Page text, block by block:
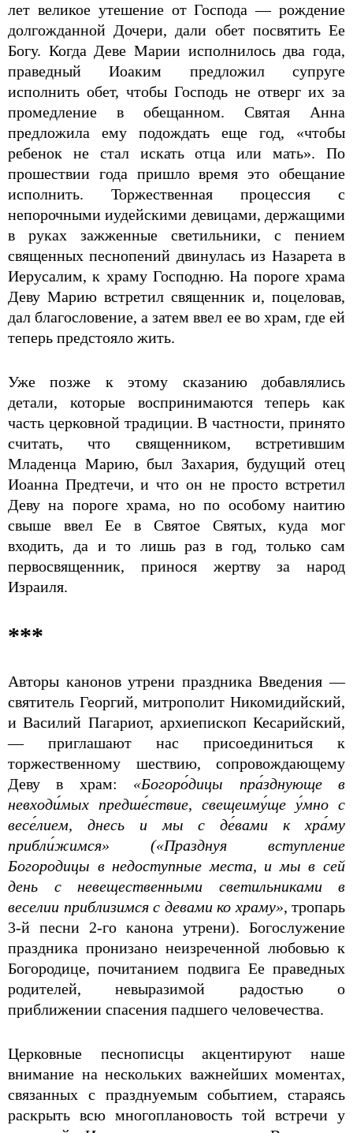
лет великое утешение от Господа — рождение
долгожданной Дочери, дали обет посвятить Ее
Богу. Когда Деве Марии исполнилось два года,
праведный Иоаким предложил супруге
исполнить обет, чтобы Господь не отверг их за
промедление в обещанном. Святая Анна
предложила ему подождать еще год, «чтобы
ребенок не стал искать отца или мать». По
прошествии года пришло время это обещание
исполнить. Торжественная процессия с
непорочными иудейскими девицами, держащими
в руках зажженные светильники, с пением
священных песнопений двинулась из Назарета в
Иерусалим, к храму Господню. На пороге храма
Деву Марию встретил священник и, поцеловав,
дал благословение, а затем ввел ее во храм, где ей
теперь предстояло жить.
Уже позже к этому сказанию добавлялись
детали, которые воспринимаются теперь как
часть церковной традиции. В частности, принято
считать, что священником, встретившим
Младенца Марию, был Захария, будущий отец
Иоанна Предтечи, и что он не просто встретил
Деву на пороге храма, но по особому наитию
свыше ввел Ее в Святое Святых, куда мог
входить, да и то лишь раз в год, только сам
первосвященник, принося жертву за народ
Израиля.
***
Авторы канонов утрени праздника Введения —
святитель Георгий, митрополит Никомидийский,
и Василий Пагариот, архиепископ Кесарийский,
— приглашают нас присоединиться к
торжественному шествию, сопровождающему
Деву в храм: «Богоро́дицы пра́зднующе в
невходи́мых предше́ствие, свещеиму́ще у́мно с
весе́лием, днесь и мы с де́вами к хра́му
прибли́жимся» («Празднуя вступление
Богородицы в недоступные места, и мы в сей
день с невещественными светильниками в
веселии приблизимся с девами ко храму», тропарь
3-й песни 2-го канона утрени). Богослужение
праздника пронизано неизреченной любовью к
Богородице, почитанием подвига Ее праведных
родителей, невыразимой радостью о
приближении спасения падшего человечества.
Церковные песнописцы акцентируют наше
внимание на нескольких важнейших моментах,
связанных с празднуемым событием, стараясь
раскрыть всю многоплановость той встречи у